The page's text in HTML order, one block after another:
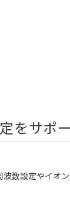
をサポ
数設定やイオ